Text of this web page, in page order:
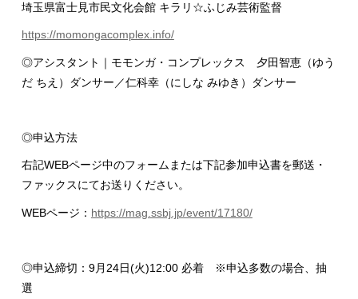
埼玉県富士見市民文化会館 キラリ☆ふじみ芸術監督
https://momongacomplex.info/
◎アシスタント｜モモンガ・コンプレックス 夕田智恵（ゆう
だ ちえ）ダンサー／仁科幸（にしな みゆき）ダンサー
◎申込方法
右記WEBページ中のフォームまたは下記参加申込書を郵送・
ファックスにてお送りください。
WEBページ： https://mag.ssbj.jp/event/17180/
◎申込締切：9月24日(火)12:00 必着 ※申込多数の場合、抽
選